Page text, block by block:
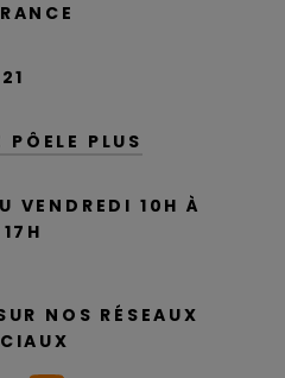
PLUS
VENDREDI 10H À
NOS RÉSEAUX